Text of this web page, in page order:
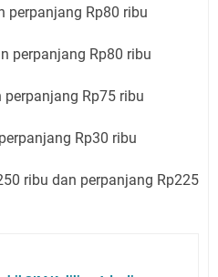
perpanjang Rp80 ribu
perpanjang Rp80 ribu
Rp75 ribu
Rp30 ribu
ribu dan perpanjang Rp225